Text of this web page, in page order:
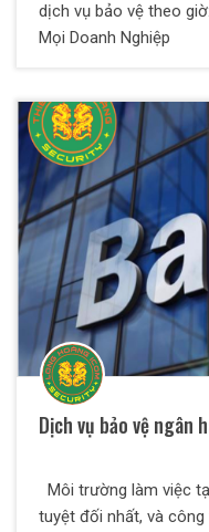
dịch vụ bảo vệ theo
Mọi Doanh Nghiệp
Dịch vụ bảo vệ ngân
Môi trường làm việc
tuyệt đối nhất, và